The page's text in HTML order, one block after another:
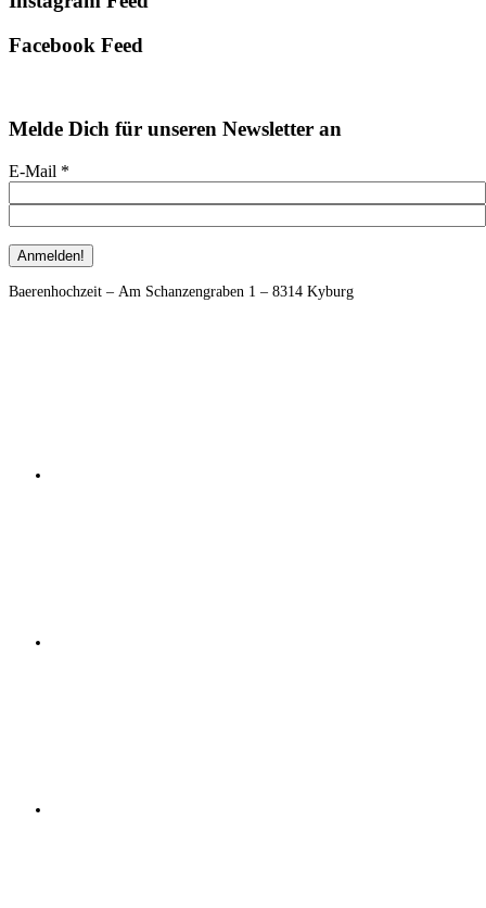
Facebook Feed
Melde Dich für unseren Newsletter an
E-Mail *
Footer
Baerenhochzeit – Am Schanzengraben 1 – 8314 Kyburg